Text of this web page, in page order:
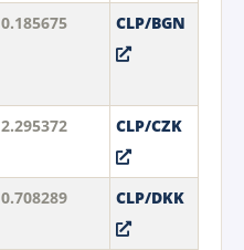
0.185675 CLP/BGN
2.295372 CLP/CZK
0.708289 CLP/DKK